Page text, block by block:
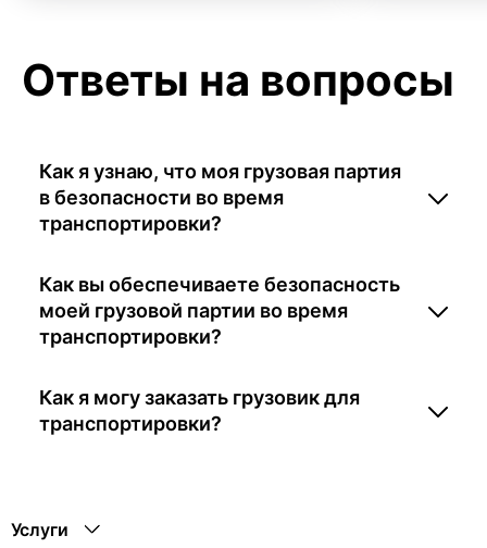
Ответы на вопросы
Как я узнаю, что моя грузовая партия
в безопасности во время
транспортировки?
Как вы обеспечиваете безопасность
моей грузовой партии во время
транспортировки?
Как я могу заказать грузовик для
транспортировки?
Услуги